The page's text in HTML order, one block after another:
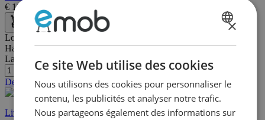
€ 10,80
Longueur:
Hauteur:
Largeur/profondeur:
Dernières pièces
Livraison rapide
×
Ce site Web utilise des cookies
Nous utilisons des cookies pour personnaliser le
contenu, les publicités et analyser notre trafic.
Nous partageons également des informations sur